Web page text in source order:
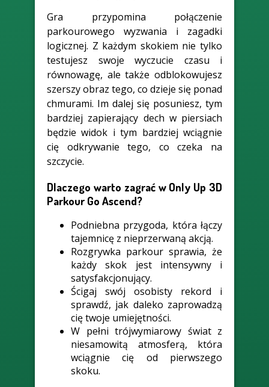
Gra przypomina połączenie
parkourowego wyzwania i zagadki
logicznej. Z każdym skokiem nie tylko
testujesz swoje wyczucie czasu i
równowagę, ale także odblokowujesz
szerszy obraz tego, co dzieje się ponad
chmurami. Im dalej się posuniesz, tym
bardziej zapierający dech w piersiach
będzie widok i tym bardziej wciągnie
cię odkrywanie tego, co czeka na
szczycie.
Dlaczego warto zagrać w Only Up 3D
Parkour Go Ascend?
Podniebna przygoda, która łączy
tajemnicę z nieprzerwaną akcją.
Rozgrywka parkour sprawia, że
każdy skok jest intensywny i
satysfakcjonujący.
Ścigaj swój osobisty rekord i
sprawdź, jak daleko zaprowadzą
cię twoje umiejętności.
W pełni trójwymiarowy świat z
niesamowitą atmosferą, która
wciągnie cię od pierwszego
skoku.